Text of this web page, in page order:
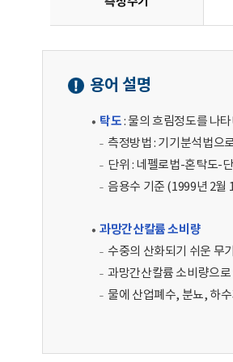
용어 설명
탁도: 물의 흐림정도를 나
측정방법 : 기기분석법으
단위 : 네펠로법-혼탁
음용수 기준 (1999년 2월
과망간산칼륨 소비량
수중의 산화되기 쉬운 무
과망간산칼륨 소비량으
물에 산업폐수, 분뇨, 하